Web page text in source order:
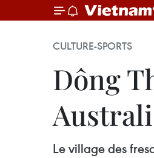
CULTURE-SPORTS
Dông
Le village des